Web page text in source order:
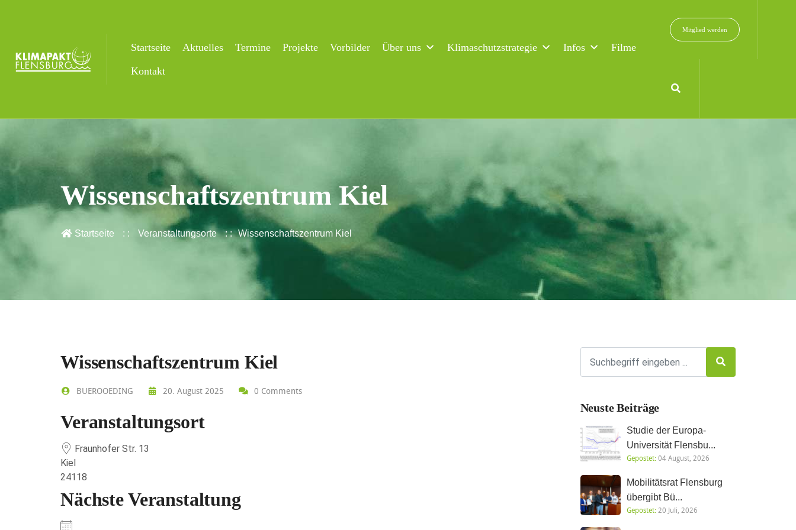
Startseite Aktuelles Termine Projekte Vorbilder Über uns Klimaschutzstrategie Infos
Filme
Kontakt
Mitglied werden
Wissenschaftszentrum Kiel
Startseite Veranstaltungsorte Wissenschaftszentrum Kiel
Wissenschaftszentrum Kiel
BUEROOEDING 20. August 2025 0 Comments
Veranstaltungsort
Fraunhofer Str. 13
Kiel
24118
Nächste Veranstaltung
Neuste Beiträge
Studie der Europa-
Universität Flensbu...
Gepostet:04 August, 2026
Mobilitätsrat Flensburg
übergibt Bü...
Gepostet:20 Juli, 2026